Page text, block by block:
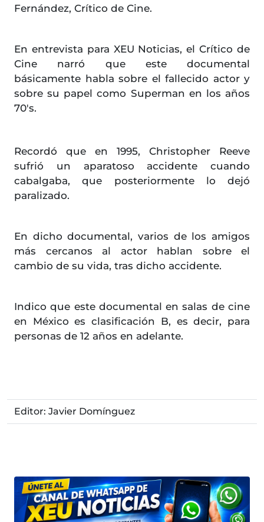
Fernández, Crítico de Cine.
En entrevista para XEU Noticias, el Crítico de
Cine narró que este documental
básicamente habla sobre el fallecido actor y
sobre su papel como Superman en los años
70's.
Recordó que en 1995, Christopher Reeve
sufrió un aparatoso accidente cuando
cabalgaba, que posteriormente lo dejó
paralizado.
En dicho documental, varios de los amigos
más cercanos al actor hablan sobre el
cambio de su vida, tras dicho accidente.
Indico que este documental en salas de cine
en México es clasificación B, es decir, para
personas de 12 años en adelante.
Editor: Javier Domínguez